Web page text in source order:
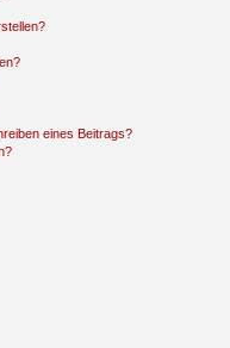
eines Beitrags?